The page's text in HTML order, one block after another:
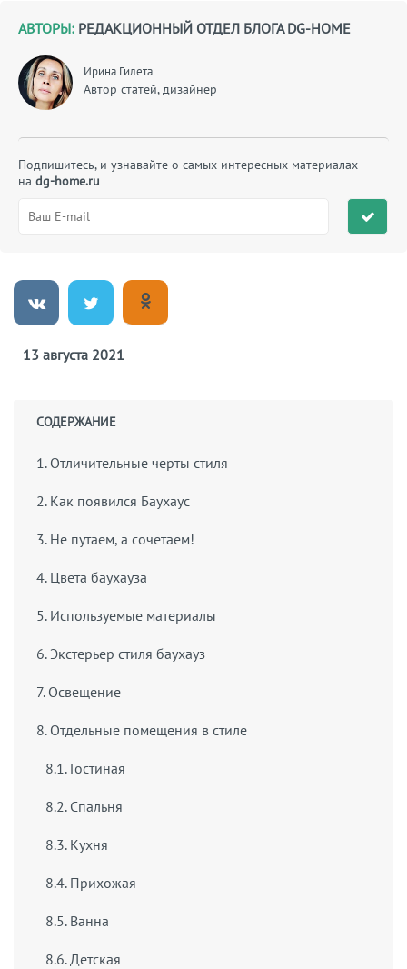
АВТОРЫ: РЕДАКЦИОННЫЙ ОТДЕЛ БЛОГА DG-HOME
Ирина Гилета
Автор статей, дизайнер
Подпишитесь, и узнавайте о самых интересных материалах
на dg-home.ru
13 августа 2021
СОДЕРЖАНИЕ
1. Отличительные черты стиля
2. Как появился Баухаус
3. Не путаем, а сочетаем!
4. Цвета баухауза
5. Используемые материалы
6. Экстерьер стиля баухауз
7. Освещение
8. Отдельные помещения в стиле
8.1. Гостиная
8.2. Спальня
8.3. Кухня
8.4. Прихожая
8.5. Ванна
8.6. Детская